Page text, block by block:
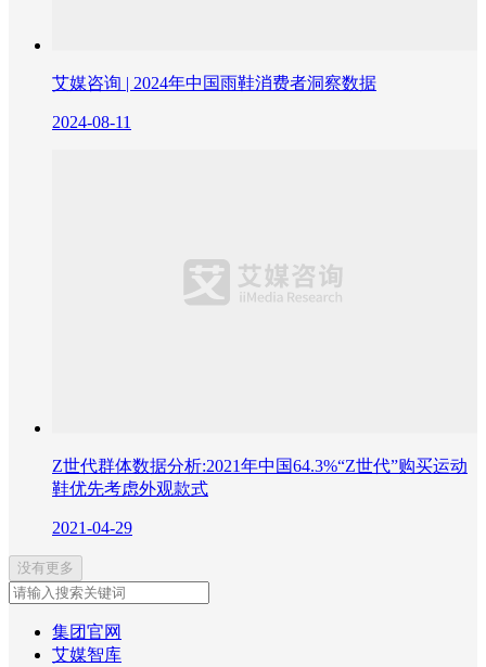
艾媒咨询 | 2024年中国雨鞋消费者洞察数据
2024-08-11
Z世代群体数据分析:2021年中国64.3%“Z世代”购买运动
鞋优先考虑外观款式
2021-04-29
没有更多
集团官网
艾媒智库